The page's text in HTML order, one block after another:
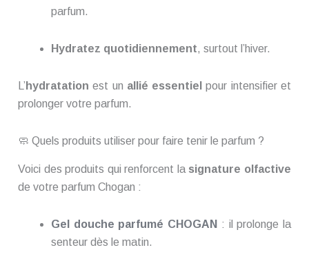
parfum.
Hydratez quotidiennement, surtout l’hiver.
L’ hydratation est un allié essentiel pour intensifier et
prolonger votre parfum.
🧼 Quels produits utiliser pour faire tenir le parfum ?
Voici des produits qui renforcent la signature olfactive
de votre parfum Chogan :
Gel douche parfumé CHOGAN : il prolonge la
senteur dès le matin.